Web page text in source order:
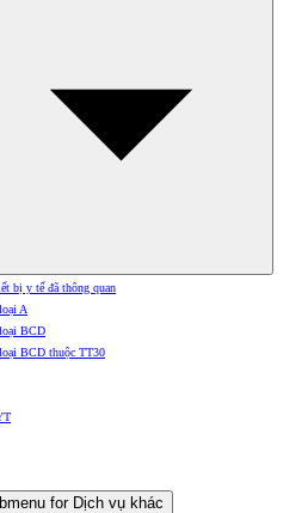
bị y tế đã thông quan
A
BCD
BCD thuộc TT30
for Dịch vụ khác